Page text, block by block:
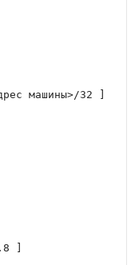
машины>/32 ]
]